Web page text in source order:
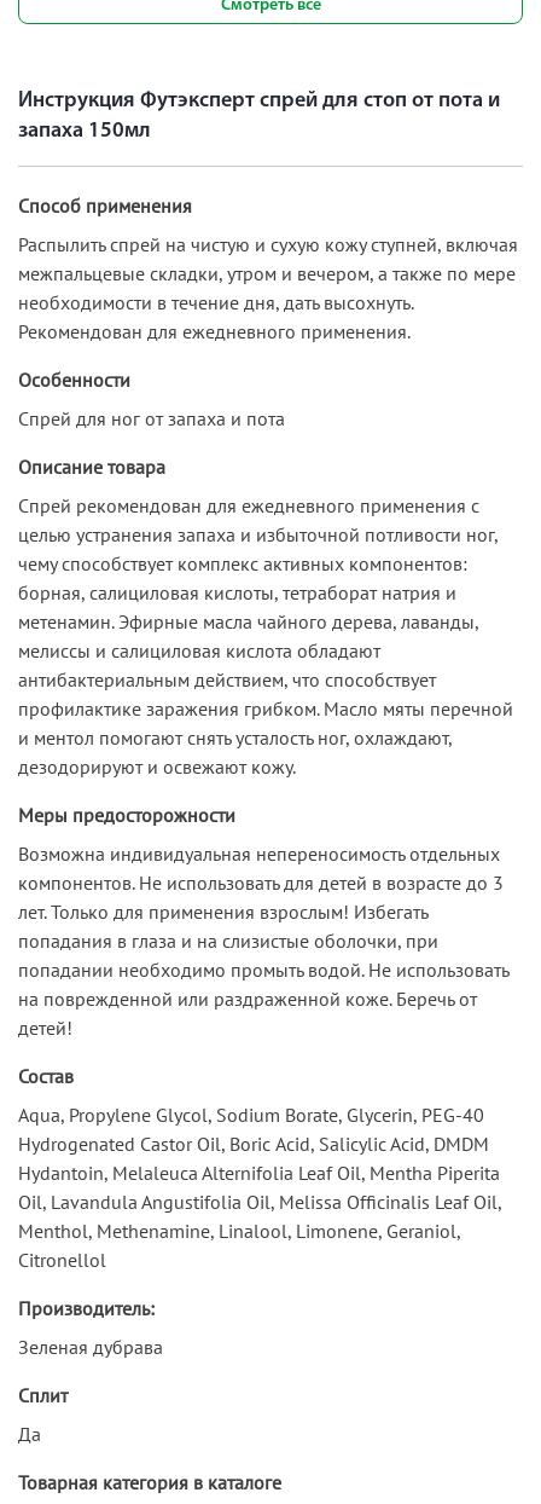
Смотреть все
Инструкция Футэксперт спрей для стоп от пота и
запаха 150мл
Способ применения
Распылить спрей на чистую и сухую кожу ступней, включая
межпальцевые складки, утром и вечером, а также по мере
необходимости в течение дня, дать высохнуть.
Рекомендован для ежедневного применения.
Особенности
Cпрей для ног от запаха и пота
Описание товара
Спрей рекомендован для ежедневного применения с
целью устранения запаха и избыточной потливости ног,
чему способствует комплекс активных компонентов:
борная, салициловая кислоты, тетраборат натрия и
метенамин. Эфирные масла чайного дерева, лаванды,
мелиссы и салициловая кислота обладают
антибактериальным действием, что способствует
профилактике заражения грибком. Масло мяты перечной
и ментол помогают снять усталость ног, охлаждают,
дезодорируют и освежают кожу.
Меры предосторожности
Возможна индивидуальная непереносимость отдельных
компонентов. Не использовать для детей в возрасте до 3
лет. Только для применения взрослым! Избегать
попадания в глаза и на слизистые оболочки, при
попадании необходимо промыть водой. Не использовать
на поврежденной или раздраженной коже. Беречь от
детей!
Состав
Аqua, Propylene Glycol, Sodium Borate, Glycerin, PEG-40
Hydrogenated Castor Oil, Boric Аcid, Salicylic Acid, DMDM
Hydantoin, Melaleuca Alternifolia Leaf Oil, Mentha Piperita
Oil, Lavandula Angustifolia Oil, Melissa Officinalis Leaf Oil,
Menthol, Methenamine, Linalool, Limonene, Geraniol,
Citronellol
Производитель:
Зеленая дубрава
Сплит
Да
Товарная категория в каталоге